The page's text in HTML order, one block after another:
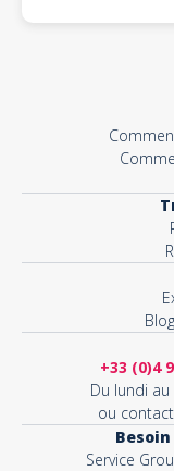
+33 (0)4
Du lundi
ou
Service